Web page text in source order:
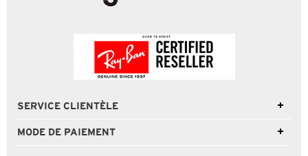
SERVICE CLIENTÈLE
MODE DE PAIEMENT